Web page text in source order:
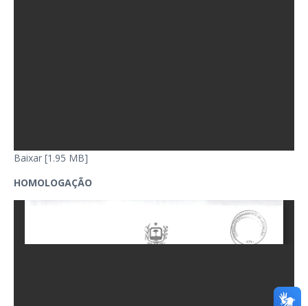
Baixar [1.95 MB]
HOMOLOGAÇÃO